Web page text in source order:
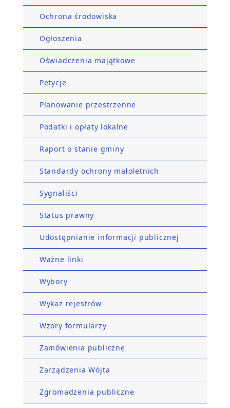
Ochrona środowiska
Ogłoszenia
Oświadczenia majątkowe
Petycje
Planowanie przestrzenne
Podatki i opłaty lokalne
Raport o stanie gminy
Standardy ochrony małoletnich
Sygnaliści
Status prawny
Udostępnianie informacji publicznej
Ważne linki
Wybory
Wykaz rejestrów
Wzory formularzy
Zamówienia publiczne
Zarządzenia Wójta
Zgromadzenia publiczne